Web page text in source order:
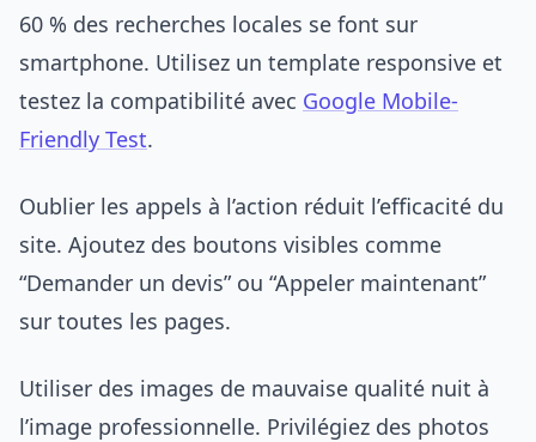
60 % des recherches locales se font sur
smartphone. Utilisez un template responsive et
testez la compatibilité avec Google Mobile-
Friendly Test.
Oublier les appels à l’action réduit l’efficacité du
site. Ajoutez des boutons visibles comme
“Demander un devis” ou “Appeler maintenant”
sur toutes les pages.
Utiliser des images de mauvaise qualité nuit à
l’image professionnelle. Privilégiez des photos